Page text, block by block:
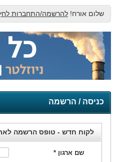
שלום אורח! להרשמה/התחברות
כניסה / הרשמה
לקוח חדש - טופס הרשמה
שם ארגון *